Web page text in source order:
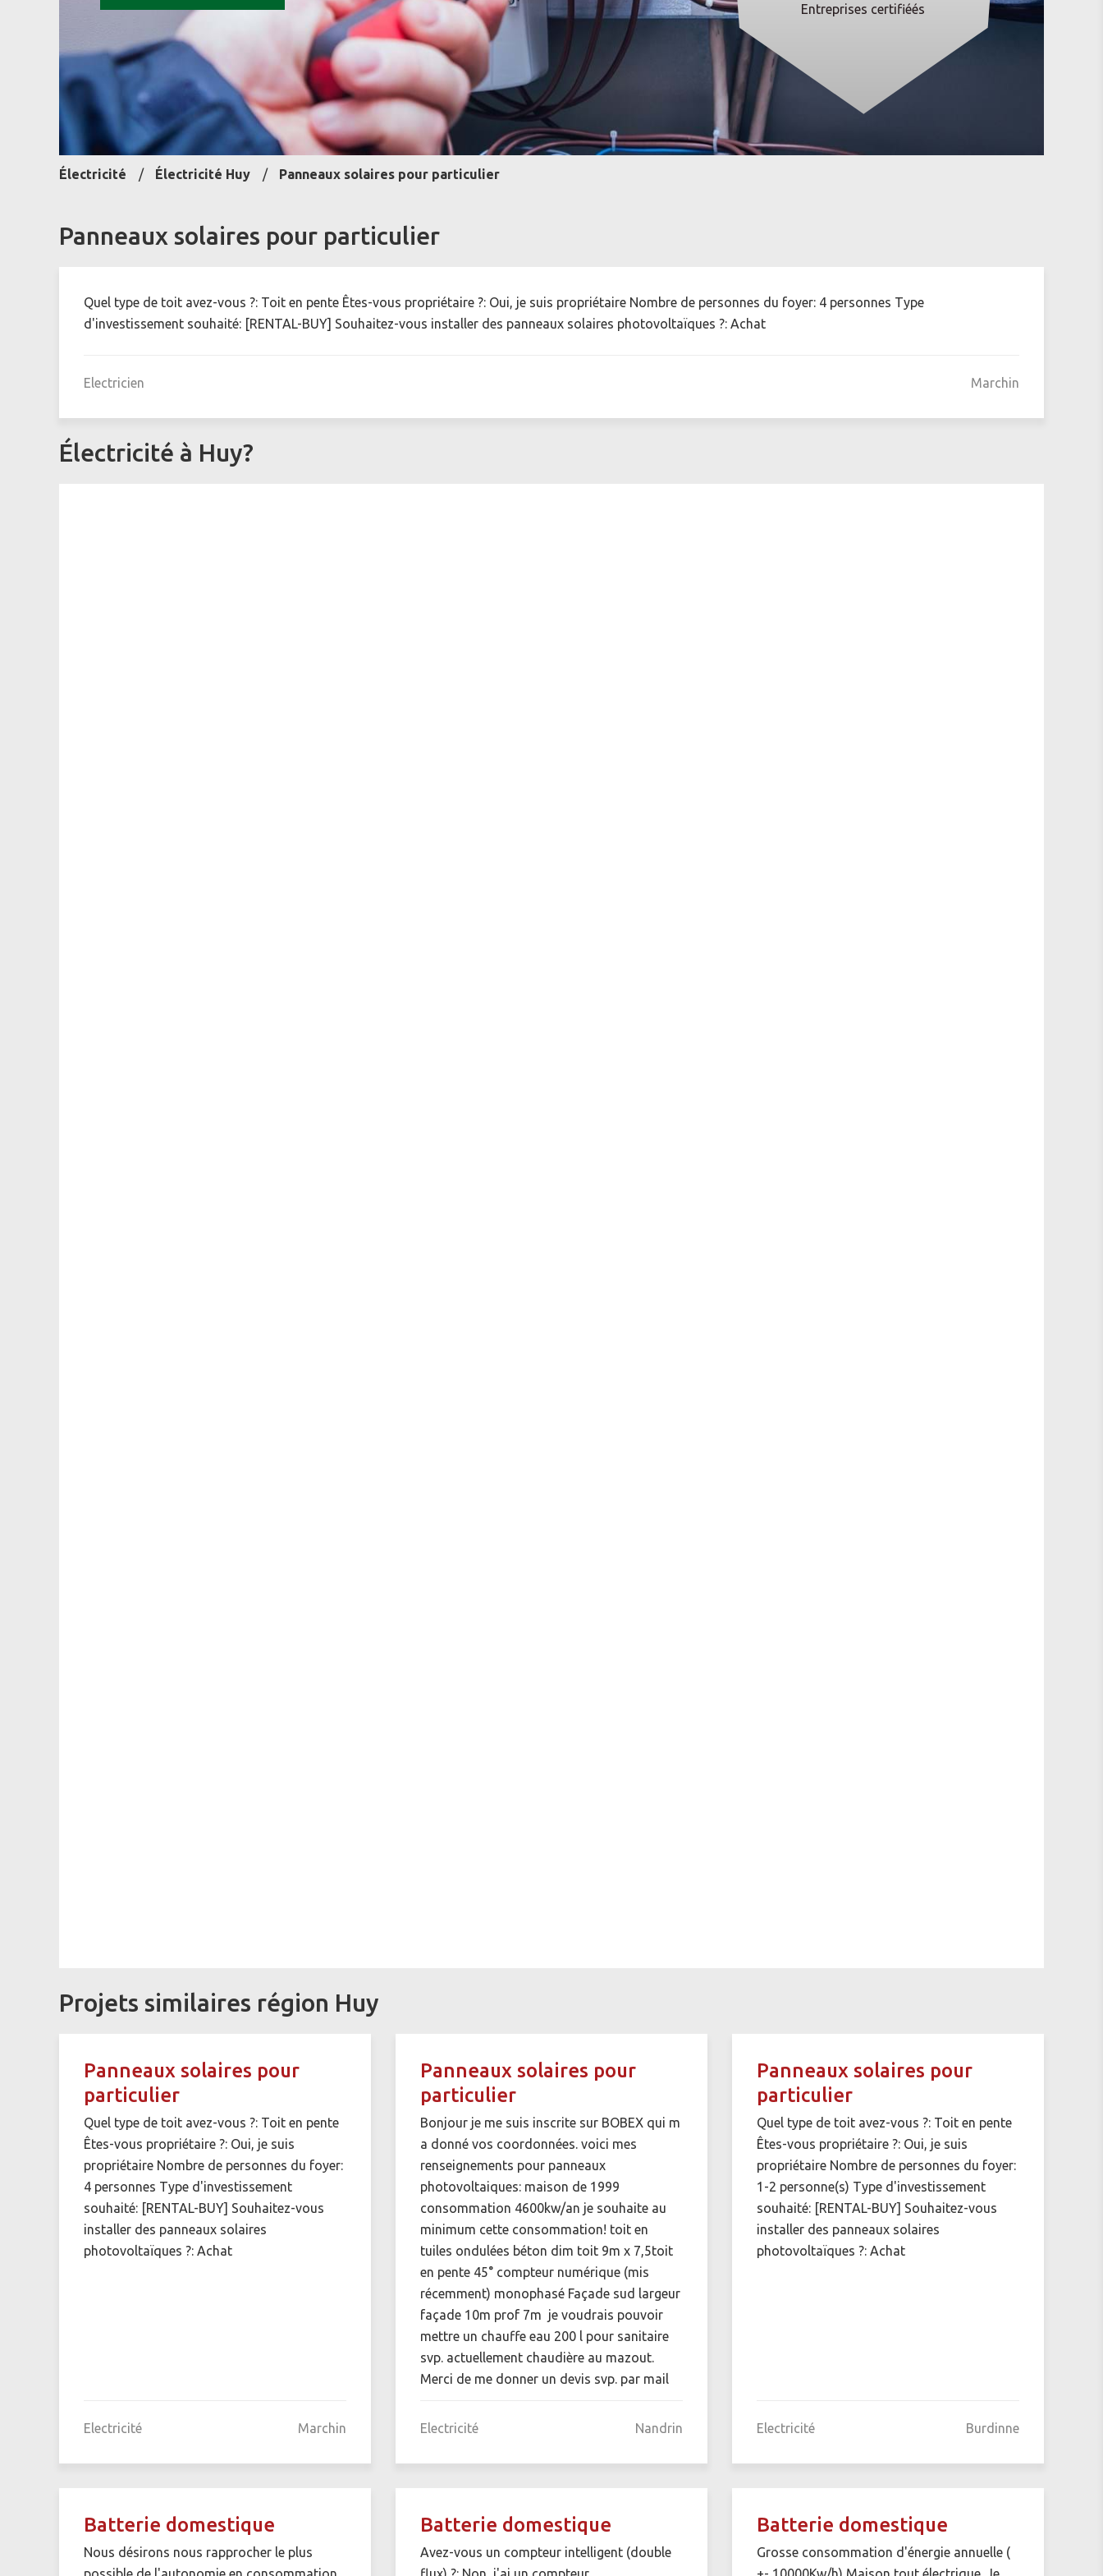
Entreprises certifiéés
Électricité Électricité Huy Panneaux solaires pour particulier
Panneaux solaires pour particulier
Quel type de toit avez-vous ?: Toit en pente Êtes-vous propriétaire ?: Oui, je suis propriétaire Nombre de personnes du foyer: 4 personnes Type
d'investissement souhaité: [RENTAL-BUY] Souhaitez-vous installer des panneaux solaires photovoltaïques ?: Achat
Electricien Marchin
Électricité à Huy?
Projets similaires région Huy
Panneaux solaires pour
particulier
Quel type de toit avez-vous ?: Toit en pente
Êtes-vous propriétaire ?: Oui, je suis
propriétaire Nombre de personnes du foyer:
4 personnes Type d'investissement
souhaité: [RENTAL-BUY] Souhaitez-vous
installer des panneaux solaires
photovoltaïques ?: Achat
Electricité Marchin
Panneaux solaires pour
particulier
Bonjour je me suis inscrite sur BOBEX qui m
a donné vos coordonnées. voici mes
renseignements pour panneaux
photovoltaiques: maison de 1999
consommation 4600kw/an je souhaite au
minimum cette consommation! toit en
tuiles ondulées béton dim toit 9m x 7,5toit
en pente 45° compteur numérique (mis
récemment) monophasé Façade sud largeur
façade 10m prof 7m je voudrais pouvoir
mettre un chauffe eau 200 l pour sanitaire
svp. actuellement chaudière au mazout.
Merci de me donner un devis svp. par mail
Electricité Nandrin
Panneaux solaires pour
particulier
Quel type de toit avez-vous ?: Toit en pente
Êtes-vous propriétaire ?: Oui, je suis
propriétaire Nombre de personnes du foyer:
1-2 personne(s) Type d'investissement
souhaité: [RENTAL-BUY] Souhaitez-vous
installer des panneaux solaires
photovoltaïques ?: Achat
Electricité Burdinne
Batterie domestique
Nous désirons nous rapprocher le plus
Batterie domestique
Avez-vous un compteur intelligent (double
Batterie domestique
Grosse consommation d'énergie annuelle (